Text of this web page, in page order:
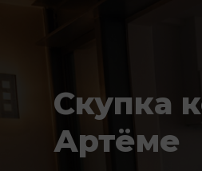
Скупка
Артёме